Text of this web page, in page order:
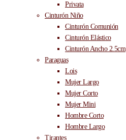
Privata
Cinturón Niño
Cinturón Comunión
Cinturón Elástico
Cinturón Ancho 2.5cm
Paraguas
Lois
Mujer Largo
Mujer Corto
Mujer Mini
Hombre Corto
Hombre Largo
Tirantes